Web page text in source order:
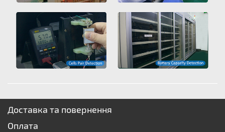
Доставка та повернення
Оплата